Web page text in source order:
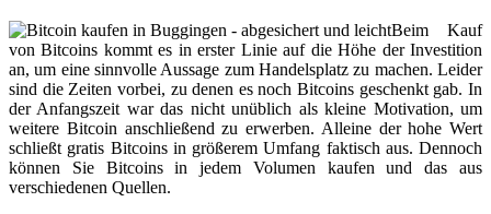
Beim Kauf
von Bitcoins kommt es in erster Linie auf die Höhe der Investition
an, um eine sinnvolle Aussage zum Handelsplatz zu machen. Leider
sind die Zeiten vorbei, zu denen es noch Bitcoins geschenkt gab. In
der Anfangszeit war das nicht unüblich als kleine Motivation, um
weitere Bitcoin anschließend zu erwerben. Alleine der hohe Wert
schließt gratis Bitcoins in größerem Umfang faktisch aus. Dennoch
können Sie Bitcoins in jedem Volumen kaufen und das aus
verschiedenen Quellen.